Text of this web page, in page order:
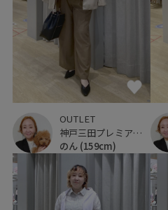
OUTLET
神戸三田プレミアム・アウトレット
のん (159cm)